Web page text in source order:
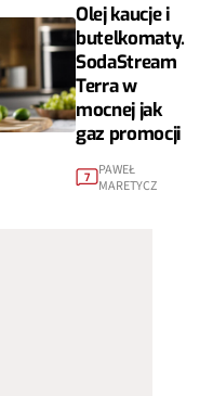
Olej kaucje i
butelkomaty.
SodaStream
Terra w
mocnej jak
gaz promocji
7
PAWEŁ
MARETYCZ